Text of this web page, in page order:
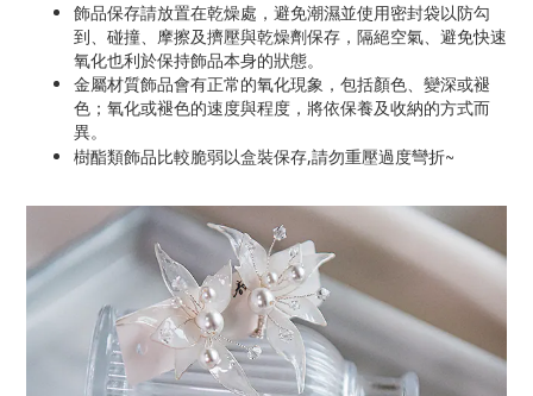
飾品保存請放置在乾燥處，避免潮濕並使用密封袋以防勾
到、碰撞、摩擦及擠壓與乾燥劑保存，隔絕空氣、避免快速
氧化也利於保持飾品本身的狀態。
金屬材質飾品會有正常的氧化現象，包括顏色、變深或褪
色；氧化或褪色的速度與程度，將依保養及收納的方式而
異。
樹酯類飾品比較脆弱以盒裝保存,請勿重壓過度彎折~